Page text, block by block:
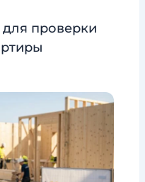
для проверки